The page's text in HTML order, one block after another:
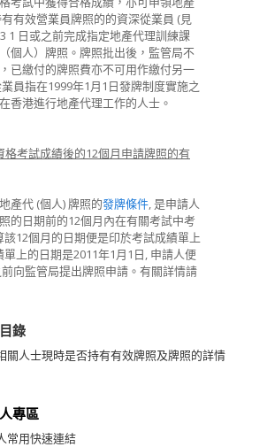
有效營業員牌照的的資深從業員 (見
1 日或之前完成指定地產代理訓練課
個人）牌照。牌照批出後，監管局不
已繳付的牌照費亦不可用作繳付另一
員指在1999年1月1日發牌制度實施之
香港進行地產代理工作的人士。
格考試成績後的12個月申請牌照的有
產代 (個人) 牌照的發牌條件, 是申請人
的日期前的12個月內在有關考試中考
12個月的日期便是印於考試成績單上
上的日期是2011年1月1日, 申請人便
向監管局提出牌照申請。有關詳情請
錄
關人士現時是否持有有效牌照及牌照的詳情
專區
常用快速連結